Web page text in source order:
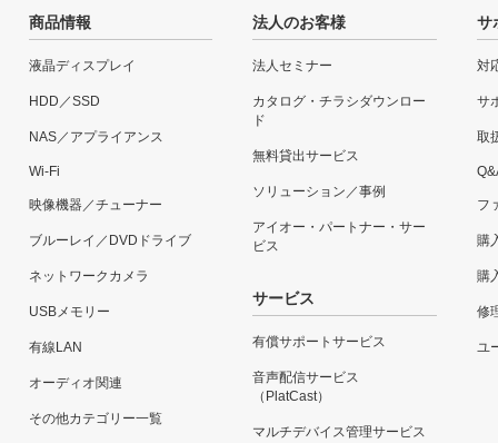
商品情報
液晶ディスプレイ
HDD／SSD
NAS／アプライアンス
Wi-Fi
映像機器／チューナー
ブルーレイ／DVDドライブ
ネットワークカメラ
USBメモリー
有線LAN
オーディオ関連
その他カテゴリー一覧
法人のお客様
法人セミナー
カタログ・チラシダウンロー
ド
無料貸出サービス
ソリューション／事例
アイオー・パートナー・サー
ビス
サービス
有償サポートサービス
音声配信サービス
（PlatCast）
マルチデバイス管理サービス
サ
対
サ
取
フ
購
購
修
ユ